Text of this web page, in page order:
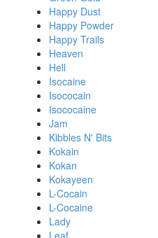
Happy Dust
Happy Powder
Happy Trails
Heaven
Hell
Isocaine
Isococain
Isococaine
Jam
Kibbles N' Bits
Kokain
Kokan
Kokayeen
L-Cocain
L-Cocaine
Lady
Leaf